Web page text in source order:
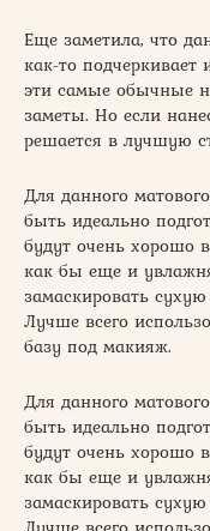
Еще заметила, что
как-то
эти самые обычные
заметы. Но если
решается в лучшую
Для данного
быть идеально
будут очень хорошо
как бы еще и
замаскировать
Лучше всего
базу под макияж.
Для данного
быть идеально
будут очень хорошо
как бы еще и
замаскировать